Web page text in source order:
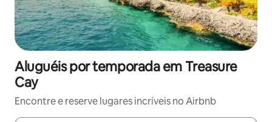
Aluguéis por temporada em Treasure
Cay
Encontre e reserve lugares incríveis no Airbnb